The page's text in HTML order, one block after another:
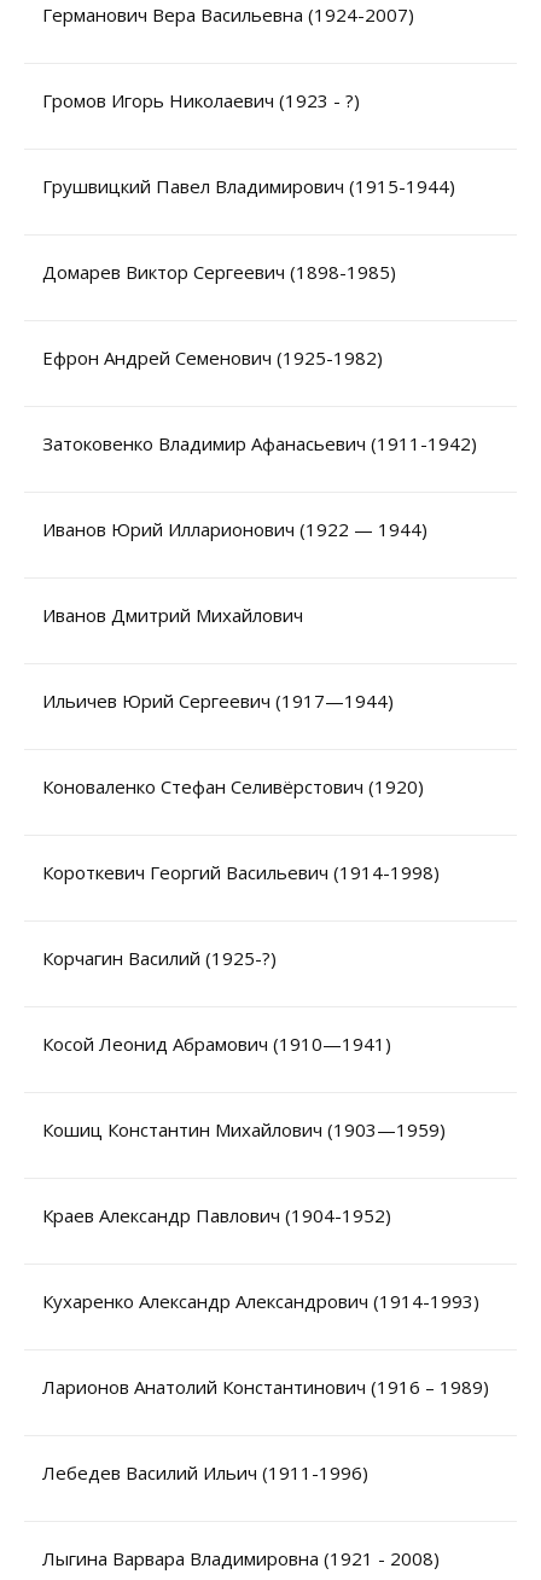
Германович Вера Васильевна (1924-2007)
Громов Игорь Николаевич (1923 - ?)
Грушвицкий Павел Владимирович (1915-1944)
Домарев Виктор Сергеевич (1898-1985)
Ефрон Андрей Семенович (1925-1982)
Затоковенко Владимир Афанасьевич (1911-1942)
Иванов Юрий Илларионович (1922 — 1944)
Иванов Дмитрий Михайлович
Ильичев Юрий Сергеевич (1917—1944)
Коноваленко Стефан Селивёрстович (1920)
Короткевич Георгий Васильевич (1914-1998)
Корчагин Василий (1925-?)
Косой Леонид Абрамович (1910—1941)
Кошиц Константин Михайлович (1903—1959)
Краев Александр Павлович (1904-1952)
Кухаренко Александр Александрович (1914-1993)
Ларионов Анатолий Константинович (1916 – 1989)
Лебедев Василий Ильич (1911-1996)
Лыгина Варвара Владимировна (1921 - 2008)
опубликованы архивные материалы с упоминанием
Российской Федерации.
Политика СПбГУ в отношении обработки
Saint Petersburg State University© 2026
вы заметили неточность в опубликованных
сведениях, пожалуйста, сообщите об этом